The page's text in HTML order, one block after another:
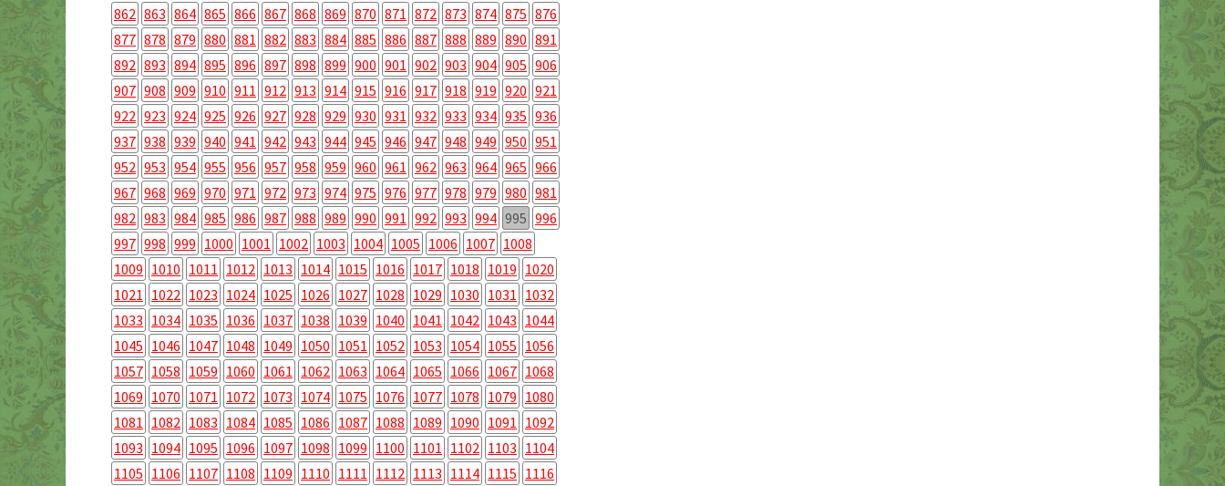
862 863 864 865 866 867 868 869 870 871 872 873 874 875 876
877 878 879 880 881 882 883 884 885 886 887 888 889 890 891
892 893 894 895 896 897 898 899 900 901 902 903 904 905 906
907 908 909 910 911 912 913 914 915 916 917 918 919 920 921
922 923 924 925 926 927 928 929 930 931 932 933 934 935 936
937 938 939 940 941 942 943 944 945 946 947 948 949 950 951
952 953 954 955 956 957 958 959 960 961 962 963 964 965 966
967 968 969 970 971 972 973 974 975 976 977 978 979 980 981
982 983 984 985 986 987 988 989 990 991 992 993 994 995 996
997 998 999 1000 1001 1002 1003 1004 1005 1006 1007 1008
1009 1010 1011 1012 1013 1014 1015 1016 1017 1018 1019 1020
1021 1022 1023 1024 1025 1026 1027 1028 1029 1030 1031 1032
1033 1034 1035 1036 1037 1038 1039 1040 1041 1042 1043 1044
1045 1046 1047 1048 1049 1050 1051 1052 1053 1054 1055 1056
1057 1058 1059 1060 1061 1062 1063 1064 1065 1066 1067 1068
1069 1070 1071 1072 1073 1074 1075 1076 1077 1078 1079 1080
1081 1082 1083 1084 1085 1086 1087 1088 1089 1090 1091 1092
1093 1094 1095 1096 1097 1098 1099 1100 1101 1102 1103 1104
1105 1106 1107 1108 1109 1110 1111 1112 1113 1114 1115 1116